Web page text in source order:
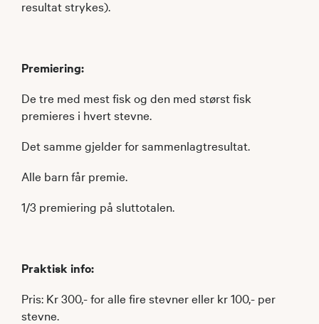
resultat strykes).
Premiering:
De tre med mest fisk og den med størst fisk
premieres i hvert stevne.
Det samme gjelder for sammenlagtresultat.
Alle barn får premie.
1/3 premiering på sluttotalen.
Praktisk info:
Pris: Kr 300,- for alle fire stevner eller kr 100,- per
stevne.